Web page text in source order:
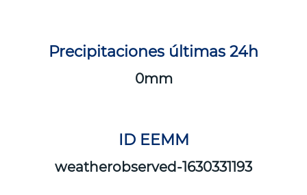
Precipitaciones últimas 24h
0
ID EEMM
weatherobserved-1630331193